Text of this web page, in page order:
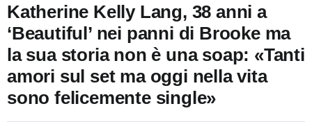
Katherine Kelly Lang, 38 anni a
‘Beautiful’ nei panni di Brooke ma
la sua storia non è una soap: «Tanti
amori sul set ma oggi nella vita
sono felicemente single»